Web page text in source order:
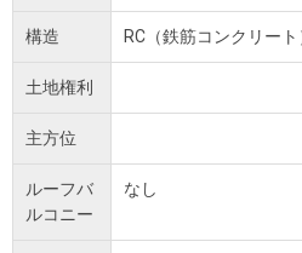
構造 RC（鉄筋コンクリート
土地権利
主方位
ルーフバ
ルコニー
なし